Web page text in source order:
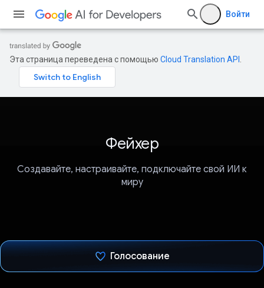
Войти
Эта страница переведена с помощью Cloud Translation API
Фейхер
Создавайте, настраивайте, подключайте свой ИИ к
миру
Голосование